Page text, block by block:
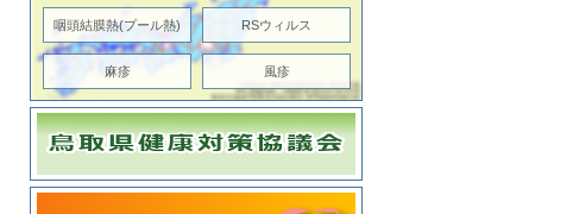
咽頭結膜熱(プール熱) RSウィルス
麻疹 風疹